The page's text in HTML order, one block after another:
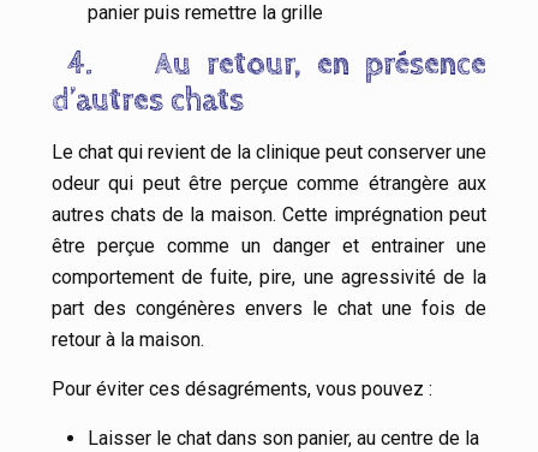
panier puis remettre la grille
4. Au retour, en présence
d’autres chats
Le chat qui revient de la clinique peut conserver une
odeur qui peut être perçue comme étrangère aux
autres chats de la maison. Cette imprégnation peut
être perçue comme un danger et entrainer une
comportement de fuite, pire, une agressivité de la
part des congénères envers le chat une fois de
retour à la maison.
Pour éviter ces désagréments, vous pouvez :
Laisser le chat dans son panier, au centre de la